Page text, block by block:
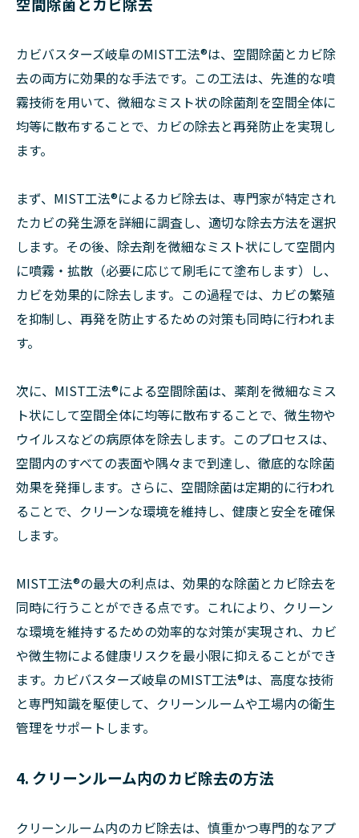
カビバスターズ岐阜のMIST工法®は、空間除菌とカビ除
去の両方に効果的な手法です。この工法は、先進的な噴
霧技術を用いて、微細なミスト状の除菌剤を空間全体に
均等に散布することで、カビの除去と再発防止を実現し
ます。
まず、MIST工法®によるカビ除去は、専門家が特定され
たカビの発生源を詳細に調査し、適切な除去方法を選択
します。その後、除去剤を微細なミスト状にして空間内
に噴霧・拡散（必要に応じて刷毛にて塗布します）し、
カビを効果的に除去します。この過程では、カビの繁殖
を抑制し、再発を防止するための対策も同時に行われま
す。
次に、MIST工法®による空間除菌は、薬剤を微細なミス
ト状にして空間全体に均等に散布することで、微生物や
ウイルスなどの病原体を除去します。このプロセスは、
空間内のすべての表面や隅々まで到達し、徹底的な除菌
効果を発揮します。さらに、空間除菌は定期的に行われ
ることで、クリーンな環境を維持し、健康と安全を確保
します。
MIST工法®の最大の利点は、効果的な除菌とカビ除去を
同時に行うことができる点です。これにより、クリーン
な環境を維持するための効率的な対策が実現され、カビ
や微生物による健康リスクを最小限に抑えることができ
ます。カビバスターズ岐阜のMIST工法®は、高度な技術
と専門知識を駆使して、クリーンルームや工場内の衛生
管理をサポートします。
4. クリーンルーム内のカビ除去の方法
クリーンルーム内のカビ除去は、慎重かつ専門的なアプ